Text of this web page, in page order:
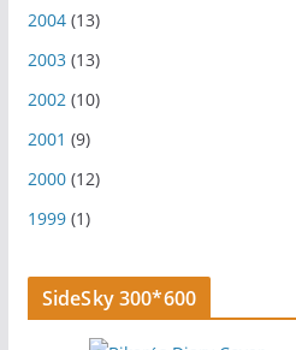
2004(13)
2003(13)
2002(10)
2001 (9)
2000(12)
1999(1)
SideSky 300*600